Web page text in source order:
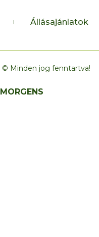
Állásajánlatok
© Minden jog fenntartva!
MORGENS